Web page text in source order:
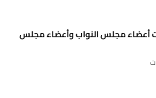
أعضاء مجلس النواب وأعضاء مجلس